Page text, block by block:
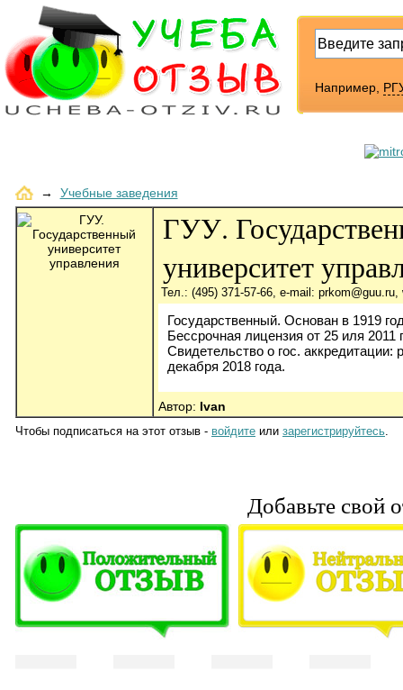
Например,
→ Учебные заведения
ГУУ.
университет
Тел.: (495) 371-57-66, e-mail: prkom@guu.ru,
Государственный. Основан в 1919
Бессрочная лицензия от 25 иля 2011
Свидетельство о гос. аккредитации:
декабря 2018 года.
Автор: Ivan
Чтобы подписаться на этот отзыв - войдите или зарегистрируйтесь.
Добавьте свой